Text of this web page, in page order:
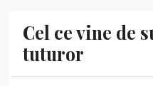
Cel ce vine de
tuturor